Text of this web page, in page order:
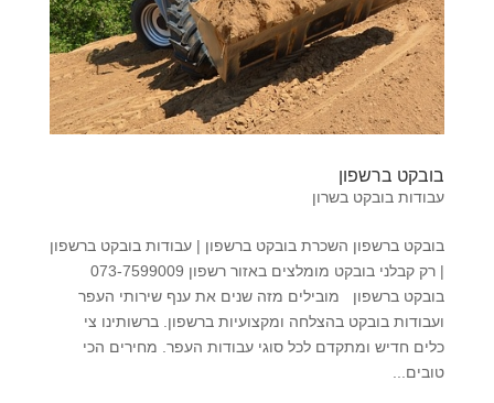
בובקט ברשפון
עבודות בובקט בשרון
בובקט ברשפון השכרת בובקט ברשפון | עבודות בובקט ברשפון
| רק קבלני בובקט מומלצים באזור רשפון 073-7599009
בובקט ברשפון מובילים מזה שנים את ענף שירותי העפר
ועבודות בובקט בהצלחה ומקצועיות ברשפון. ברשותינו צי
כלים חדיש ומתקדם לכל סוגי עבודות העפר. מחירים הכי
טובים...